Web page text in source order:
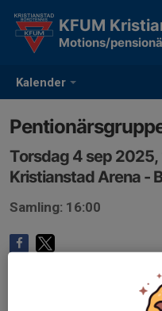
Kalender
KFUM
Motions/
Torsdag 4 sep
Kristianstad Arena -
Samling: 16:00